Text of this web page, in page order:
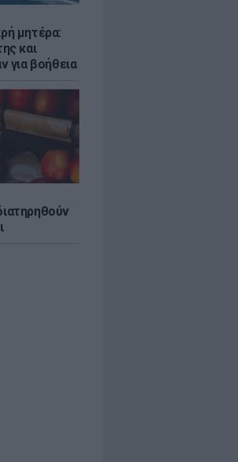
μητέρα:
και
για βοήθεια